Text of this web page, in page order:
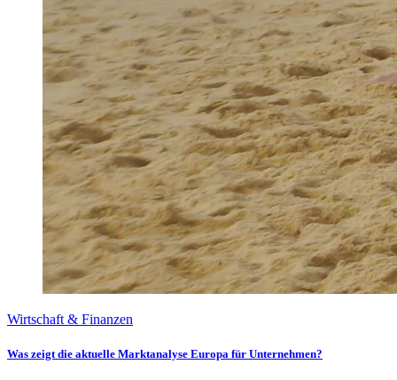
Wirtschaft & Finanzen
Was zeigt die aktuelle Marktanalyse Europa für Unternehmen?